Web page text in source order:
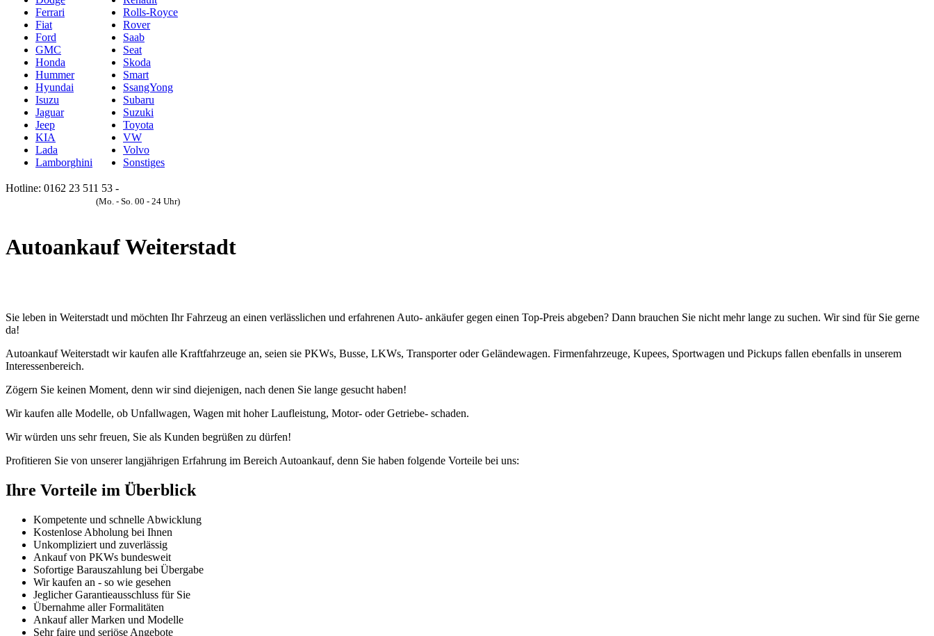
Ferrari
Fiat
Ford
GMC
Honda
Hummer
Hyundai
Isuzu
Jaguar
Jeep
KIA
Lada
Lamborghini
Rolls-Royce
Rover
Saab
Seat
Skoda
Smart
SsangYong
Subaru
Suzuki
Toyota
VW
Volvo
Sonstiges
Hotline: 0162 23 511 53 -
(Mo. - So. 00 - 24 Uhr)
Autoankauf Weiterstadt
Sie leben in Weiterstadt und möchten Ihr Fahrzeug an einen verlässlichen und erfahrenen Auto- ankäufer gegen einen Top-Preis abgeben? Dann brauchen Sie nicht mehr lange zu suchen. Wir sind für Sie gerne
da!
Autoankauf Weiterstadt wir kaufen alle Kraftfahrzeuge an, seien sie PKWs, Busse, LKWs, Transporter oder Geländewagen. Firmenfahrzeuge, Kupees, Sportwagen und Pickups fallen ebenfalls in unserem
Interessenbereich.
Zögern Sie keinen Moment, denn wir sind diejenigen, nach denen Sie lange gesucht haben!
Wir kaufen alle Modelle, ob Unfallwagen, Wagen mit hoher Laufleistung, Motor- oder Getriebe- schaden.
Wir würden uns sehr freuen, Sie als Kunden begrüßen zu dürfen!
Profitieren Sie von unserer langjährigen Erfahrung im Bereich Autoankauf, denn Sie haben folgende Vorteile bei uns:
Ihre Vorteile im Überblick
Kompetente und schnelle Abwicklung
Kostenlose Abholung bei Ihnen
Unkompliziert und zuverlässig
Ankauf von PKWs bundesweit
Sofortige Barauszahlung bei Übergabe
Wir kaufen an - so wie gesehen
Jeglicher Garantieausschluss für Sie
Übernahme aller Formalitäten
Ankauf aller Marken und Modelle
Sehr faire und seriöse Angebote